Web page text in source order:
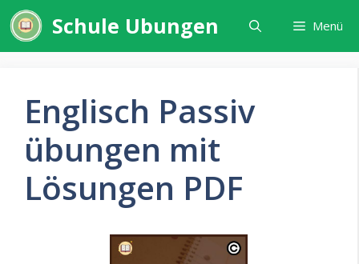
Zum
Inhalt
springen
Schule Ubungen Menü
Englisch Passiv
übungen mit
Lösungen PDF